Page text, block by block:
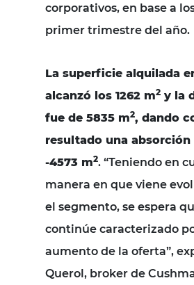
corporativos, en base a
primer trimestre del año.
La superficie alquilada
alcanzó los 1262 m2 y la
fue de 5835 m2, dando
resultado una absorción
-4573 m2. “Teniendo en
manera en que viene
el segmento, se espera
continúe caracterizado
aumento de la oferta”,
Querol, broker de